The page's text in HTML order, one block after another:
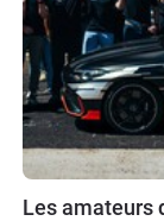
Les amateurs